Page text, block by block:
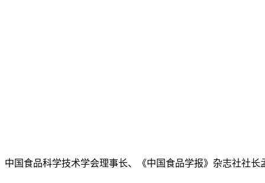
中国食品科学技术学会理事长、《中国食品学报》杂志社社长